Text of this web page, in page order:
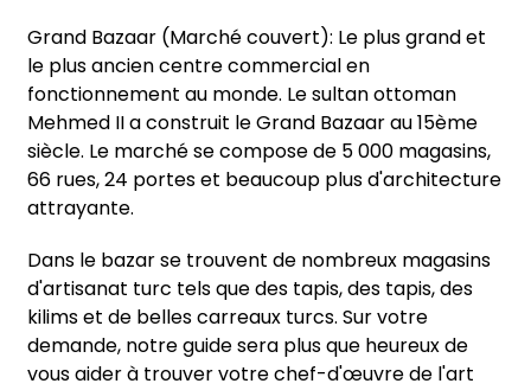
Grand Bazaar (Marché couvert): Le plus grand et
le plus ancien centre commercial en
fonctionnement au monde. Le sultan ottoman
Mehmed II a construit le Grand Bazaar au 15ème
siècle. Le marché se compose de 5 000 magasins,
66 rues, 24 portes et beaucoup plus d'architecture
attrayante.
Dans le bazar se trouvent de nombreux magasins
d'artisanat turc tels que des tapis, des tapis, des
kilims et de belles carreaux turcs. Sur votre
demande, notre guide sera plus que heureux de
vous aider à trouver votre chef-d'œuvre de l'art